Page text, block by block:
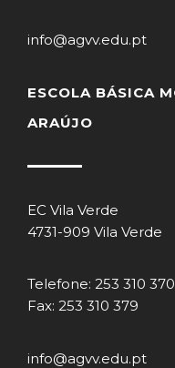
info@agvv.edu.pt
ESCOLA BÁSICA
ARAÚJO
EC Vila Verde
4731-909 Vila Verde
Telefone: 253 310 370
Fax: 253 310 379
info@agvv.edu.pt